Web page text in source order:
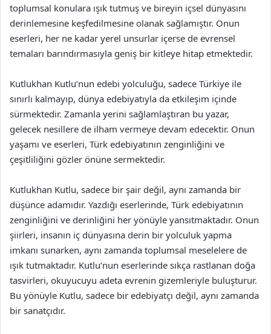
toplumsal konulara ışık tutmuş ve bireyin içsel dünyasını
derinlemesine keşfedilmesine olanak sağlamıştır. Onun
eserleri, her ne kadar yerel unsurlar içerse de evrensel
temaları barındırmasıyla geniş bir kitleye hitap etmektedir.
Kutlukhan Kutlu’nun edebi yolculuğu, sadece Türkiye ile
sınırlı kalmayıp, dünya edebiyatıyla da etkileşim içinde
sürmektedir. Zamanla yerini sağlamlaştıran bu yazar,
gelecek nesillere de ilham vermeye devam edecektir. Onun
yaşamı ve eserleri, Türk edebiyatının zenginliğini ve
çeşitliliğini gözler önüne sermektedir.
Kutlukhan Kutlu, sadece bir şair değil, aynı zamanda bir
düşünce adamıdır. Yazdığı eserlerinde, Türk edebiyatının
zenginliğini ve derinliğini her yönüyle yansıtmaktadır. Onun
şiirleri, insanın iç dünyasına derin bir yolculuk yapma
imkanı sunarken, aynı zamanda toplumsal meselelere de
ışık tutmaktadır. Kutlu’nun eserlerinde sıkça rastlanan doğa
tasvirleri, okuyucuyu adeta evrenin gizemleriyle buluşturur.
Bu yönüyle Kutlu, sadece bir edebiyatçı değil, aynı zamanda
bir sanatçıdır.